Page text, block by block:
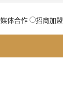
媒体合作 招商加盟